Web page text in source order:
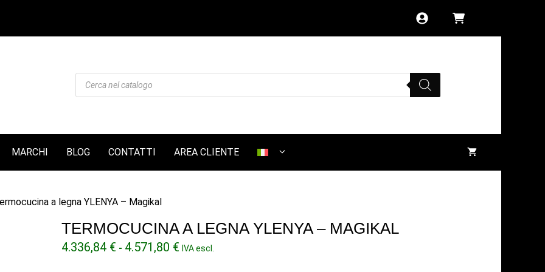
Products
search
MARCHI BLOG CONTATTI AREA CLIENTE
a legna YLENYA – Magikal
TERMOCUCINA A LEGNA YLENYA – MAGIKAL
4.336,84 € - 4.571,80 €Fascia
IVA escl.